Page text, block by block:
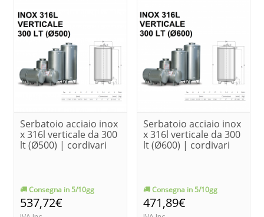
Serbatoio acciaio inox
x 316l verticale da 300
lt (Ø500) | cordivari
Consegna in 5/10gg
537,72€
Serbatoio acciaio inox
x 316l verticale da 300
lt (Ø600) | cordivari
Consegna in 5/10gg
471,89€